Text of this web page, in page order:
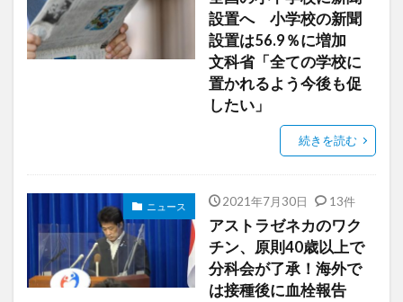
設置へ 小学校の新聞
設置は56.9％に増加
文科省「全ての学校に
置かれるよう今後も促
したい」
続きを読む
ニュース 2021年7月30日 13件
アストラゼネカのワク
チン、原則40歳以上で
分科会が了承！海外で
は接種後に血栓報告